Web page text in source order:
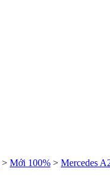
> Mới 100% > Mercedes